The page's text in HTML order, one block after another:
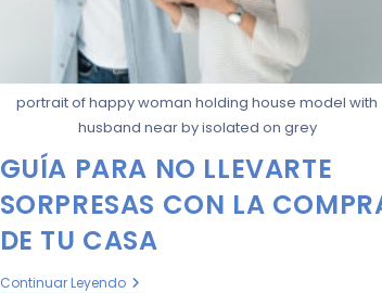
portrait of happy woman holding house model with
husband near by isolated on grey
GUÍA PARA NO LLEVARTE
SORPRESAS CON LA
DE TU CASA
Continuar Leyendo